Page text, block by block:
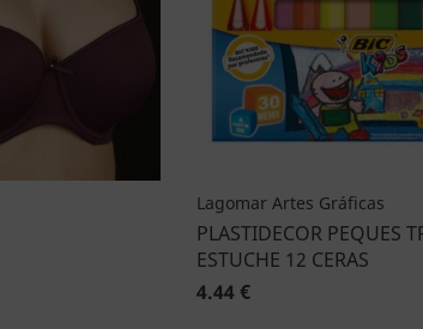
Lagomar Artes Gráficas
PLASTIDECOR PEQUES
ESTUCHE 12 CERAS
4.44 €